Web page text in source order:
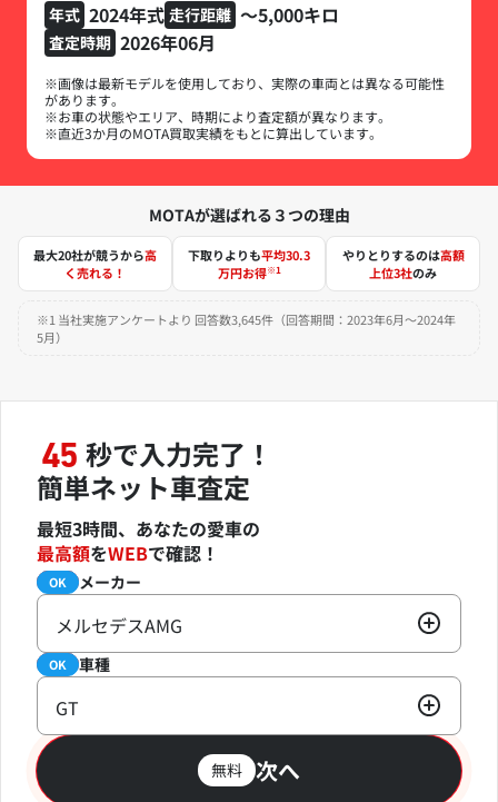
年式 2024年式 走行距離 ～5,000キロ
査定時期 2026年06月
※画像は最新モデルを使用しており、実際の車両とは異なる可能性
があります。
※お車の状態やエリア、時期により査定額が異なります。
※直近3か月のMOTA買取実績をもとに算出しています。
MOTAが選ばれる３つの理由
最大20社が競うから高
く売れる！
下取りよりも平均30.3
万円お得※1
やりとりするのは高額
上位3社のみ
※1 当社実施アンケートより 回答数3,645件（回答期間：2023年6月～2024年
5月）
45 秒で入力完了！
簡単ネット車査定
最短3時間、あなたの愛車の
最高額をWEBで確認！
必須 メーカー
OK
メルセデスAMG
必須 車種
OK
GT
無料 次へ